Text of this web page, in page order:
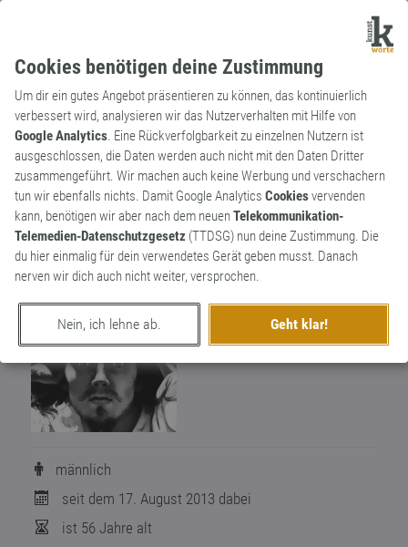
Cookies benötigen deine Zustimmung
Um dir ein gutes Angebot präsentieren zu können, das kontinuierlich
verbessert wird, analysieren wir das Nutzerverhalten mit Hilfe von
Google Analytics. Eine Rückverfolgbarkeit zu einzelnen Nutzern ist
ausgeschlossen, die Daten werden auch nicht mit den Daten Dritter
zusammengeführt. Wir machen auch keine Werbung und verschachern
tun wir ebenfalls nichts. Damit Google Analytics Cookiesvervenden
kann, benötigen wir aber nach dem neuenTelekommunikation-
Telemedien-Datenschutzgesetz (TTDSG) nun deine Zustimmung. Die
du hier einmalig für dein verwendetes Gerät geben musst. Danach
nerven wir dich auch nicht weiter, versprochen.
Nein, ich lehne ab. Geht klar!
Wortkünstler
Kunstexperte
Kunst ist mein Geschäft. Wenn ich sage,
das ist Kunst, dann ist es auch Kunst!
117
202
männlich
seit dem 17. August 2013 dabei
ist 56 Jahre alt